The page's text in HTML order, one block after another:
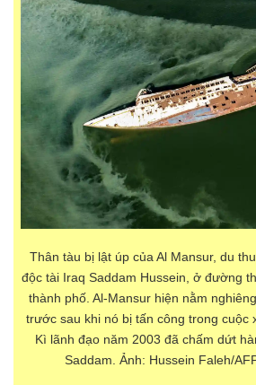
Thân tàu bị lật úp của Al Mansur, du
độc tài Iraq Saddam Hussein, ở đường
thành phố. Al-Mansur hiện nằm
trước sau khi nó bị tấn công trong cuộc
Kì lãnh đạo năm 2003 đã chấm dứt
Saddam. Ảnh: Hussein Faleh/